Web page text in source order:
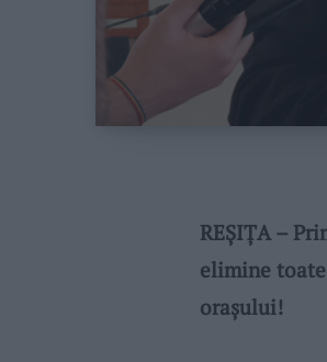
REȘIȚA –
elimine
orașului!